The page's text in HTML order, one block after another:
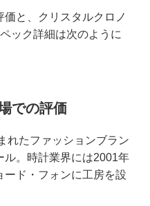
と、クリスタルクロノ
ック詳細は次のように
での評価
れたファッションブラン
ル。時計業界には2001年
ード・フォンに工房を設